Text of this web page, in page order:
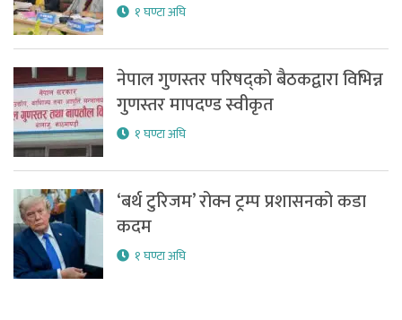
१ घण्टा अघि
नेपाल गुणस्तर परिषद्को बैठकद्वारा विभिन्न
गुणस्तर मापदण्ड स्वीकृत
१ घण्टा अघि
‘बर्थ टुरिजम’ रोक्न ट्रम्प प्रशासनको कडा
कदम
१ घण्टा अघि